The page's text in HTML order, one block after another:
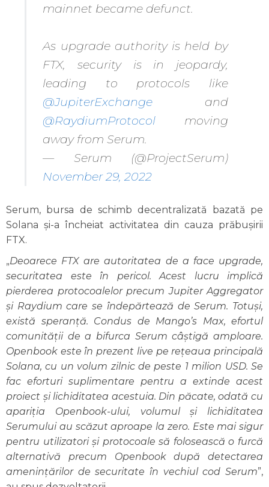
mainnet became defunct.
As upgrade authority is held by
FTX, security is in jeopardy,
leading to protocols like
@JupiterExchange and
@RaydiumProtocol moving
away from Serum.
— Serum (@ProjectSerum)
November 29, 2022
Serum, bursa de schimb decentralizată bazată pe
Solana și-a încheiat activitatea din cauza prăbușirii
FTX.
„Deoarece FTX are autoritatea de a face upgrade,
securitatea este în pericol. Acest lucru implică
pierderea protocoalelor precum Jupiter Aggregator
și Raydium care se îndepărtează de Serum. Totuși,
există speranță. Condus de Mango’s Max, efortul
comunității de a bifurca Serum câștigă amploare.
Openbook este în prezent live pe rețeaua principală
Solana, cu un volum zilnic de peste 1 milion USD. Se
fac eforturi suplimentare pentru a extinde acest
proiect și lichiditatea acestuia. Din păcate, odată cu
apariția Openbook-ului, volumul și lichiditatea
Serumului au scăzut aproape la zero. Este mai sigur
pentru utilizatori și protocoale să folosească o furcă
alternativă precum Openbook după detectarea
amenințărilor de securitate în vechiul cod Serum”,